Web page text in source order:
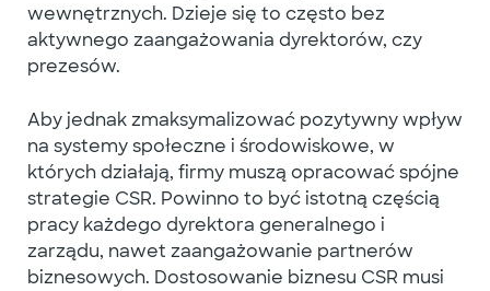
wewnętrznych. Dzieje się to często bez
aktywnego zaangażowania dyrektorów, czy
prezesów.
Aby jednak zmaksymalizować pozytywny wpływ
na systemy społeczne i środowiskowe, w
których działają, firmy muszą opracować spójne
strategie CSR. Powinno to być istotną częścią
pracy każdego dyrektora generalnego i
zarządu, nawet zaangażowanie partnerów
biznesowych. Dostosowanie biznesu CSR musi